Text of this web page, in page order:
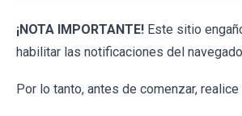
¡NOTA IMPORTANTE! Este sitio
habilitar las notificaciones del
Por lo tanto, antes de comenzar,